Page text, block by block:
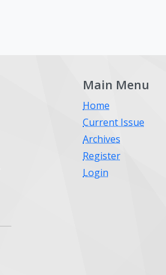
Main Menu
Home
Current Issue
Archives
Register
Login